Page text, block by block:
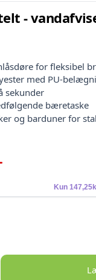
-
for fleksibel
med PU-
sekunder
bæretaske
og barduner for